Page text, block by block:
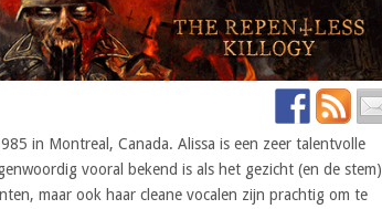
in Montreal, Canada. Alissa is een zeer talentvolle
vooral bekend is als het gezicht (en de stem)
maar ook haar cleane vocalen zijn prachtig om te